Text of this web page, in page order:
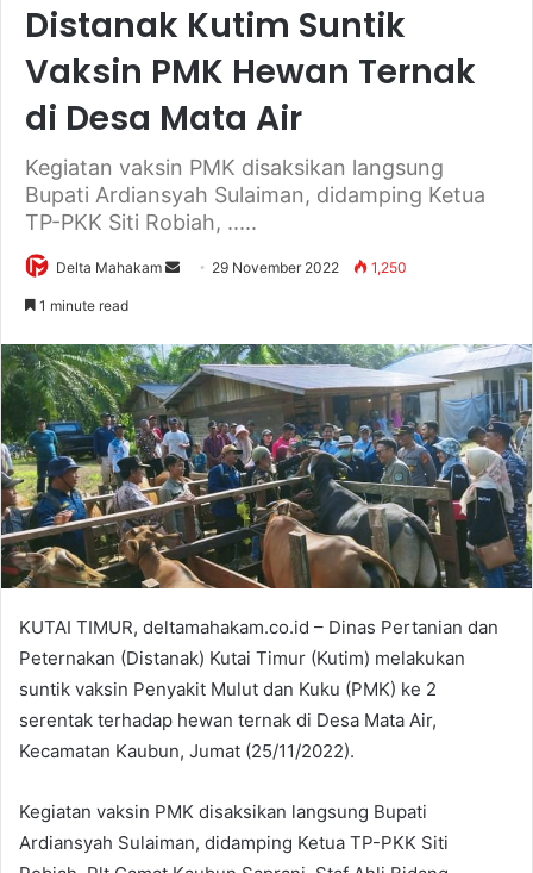
Distanak Kutim Suntik
Vaksin PMK Hewan Ternak
di Desa Mata Air
Kegiatan vaksin PMK disaksikan langsung
Bupati Ardiansyah Sulaiman, didamping Ketua
TP-PKK Siti Robiah, .....
Delta Mahakam
d
a
e
m
a
l
29 November 2022 1,250
1 minute read
KUTAI TIMUR, deltamahakam.co.id – Dinas Pertanian dan
Peternakan (Distanak) Kutai Timur (Kutim) melakukan
suntik vaksin Penyakit Mulut dan Kuku (PMK) ke 2
serentak terhadap hewan ternak di Desa Mata Air,
Kecamatan Kaubun, Jumat (25/11/2022).
Kegiatan vaksin PMK disaksikan langsung Bupati
Ardiansyah Sulaiman, didamping Ketua TP-PKK Siti